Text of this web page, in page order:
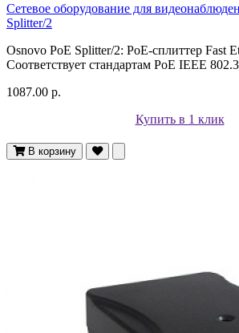
Сетевое оборудование для
Splitter/2
Osnovo PoE Splitter/2: PoE-сплиттер Fast
Соответствует стандартам PoE IEEE
1087.00 р.
Купить в 1 клик
В корзину